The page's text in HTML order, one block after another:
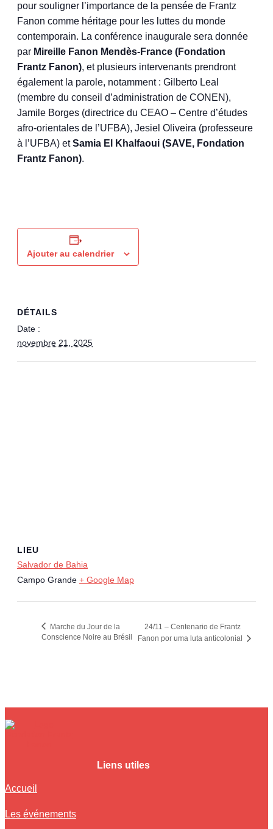
pour souligner l’importance de la pensée de Frantz
Fanon comme héritage pour les luttes du monde
contemporain. La conférence inaugurale sera donnée
par Mireille Fanon Mendès-France (Fondation
Frantz Fanon), et plusieurs intervenants prendront
également la parole, notamment : Gilberto Leal
(membre du conseil d’administration de CONEN),
Jamile Borges (directrice du CEAO – Centre d’études
afro-orientales de l’UFBA), Jesiel Oliveira (professeure
à l’UFBA) etSamia El Khalfaoui (SAVE, Fondation
Frantz Fanon).
Ajouter au calendrier
DÉTAILS
Date :
novembre 21, 2025
LIEU
Salvador de Bahia
Campo Grande + Google Map
Marche du Jour de la
Conscience Noire au Brésil
24/11 – Centenario de Frantz
Fanon por uma luta anticolonial
Liens utiles
Accueil
Les événements